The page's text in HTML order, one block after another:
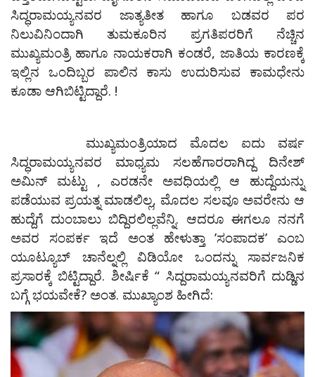
ಸಿದ್ಧರಾಮಯ್ಯನವರ ಜಾತ್ಯತೀತ ಹಾಗೂ ಬಡವರ ಪರ
ನಿಲುವಿನಿಂದಾಗಿ ತುಮಕೂರಿನ ಪ್ರಗತಿಪರರಿಗೆ ನೆಚ್ಚಿನ
ಮುಖ್ಯಮಂತ್ರಿ ಹಾಗೂ ನಾಯಕರಾಗಿ ಕಂಡರೆ, ಜಾತಿಯ ಕಾರಣಕ್ಕೆ
ಇಲ್ಲಿನ ಒಂದಿಬ್ಬರ ಪಾಲಿನ ಕಾಸು ಉದುರಿಸುವ ಕಾಮಧೇನು
ಕೂಡಾ ಆಗಿಬಿಟ್ಟಿದ್ದಾರೆ. !
ಮುಖ್ಯಮಂತ್ರಿಯಾದ ಮೊದಲ ಐದು ವರ್ಷ
ಸಿದ್ಧರಾಮಯ್ಯನವರ ಮಾಧ್ಯಮ ಸಲಹೆಗಾರರಾಗಿದ್ದ ದಿನೇಶ್
ಅಮಿನ್ ಮಟ್ಟು , ಎರಡನೇ ಅವಧಿಯಲ್ಲಿ ಆ ಹುದ್ದೆಯನ್ನು
ಪಡೆಯುವ ಪ್ರಯತ್ನ ಮಾಡಲಿಲ್ಲ, ಮೊದಲ ಸಲವೂ ಅವರೇನು ಆ
ಹುದ್ದೆಗೆ ದುಂಬಾಲು ಬಿದ್ದಿರಲಿಲ್ಲವೆನ್ನಿ. ಆದರೂ ಈಗಲೂ ನನಗೆ
ಅವರ ಸಂಪರ್ಕ ಇದೆ ಅಂತ ಹೇಳುತ್ತಾ ʼಸಂಪಾದಕʼ ಎಂಬ
ಯೂಟ್ಯೂಬ್ ಚಾನೆಲ್ನಲ್ಲಿ ವಿಡಿಯೋ ಒಂದನ್ನು ಸಾರ್ವಜನಿಕ
ಪ್ರಸಾರಕ್ಕೆ ಬಿಟ್ಟಿದ್ದಾರೆ. ಶೀರ್ಷಿಕೆ “ ಸಿದ್ದರಾಮಯ್ಯನವರಿಗೆ ದುಡ್ಡಿನ
ಬಗ್ಗೆ ಭಯವೇಕೆ? ಅಂತ. ಮುಖ್ಯಾಂಶ ಹೀಗಿದೆ: